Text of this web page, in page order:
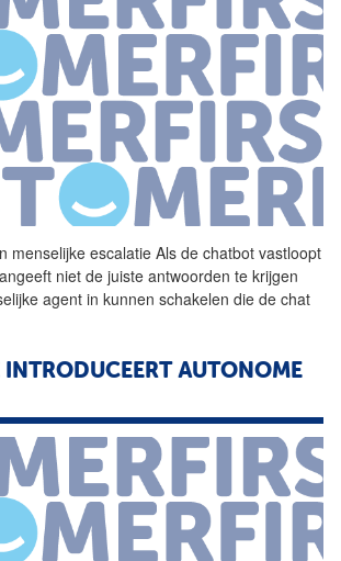
menselijke escalatie Als de chatbot vastloopt
niet de juiste antwoorden te krijgen
agent in kunnen schakelen die de chat
INTRODUCEERT AUTONOME